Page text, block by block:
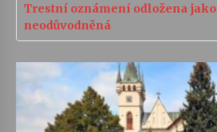
Trestní oznámení odložena jako
neodůvodněná